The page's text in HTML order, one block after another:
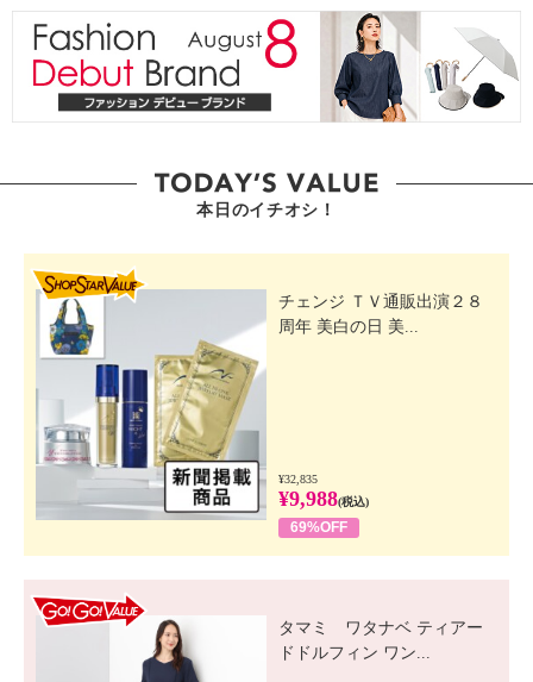
本日のイチオシ！
チェンジ ＴＶ通販出演２８
周年 美白の日 美...
¥32,835
¥9,988(税込)
69%OFF
タマミ ワタナベ ティアー
ドドルフィン ワン...